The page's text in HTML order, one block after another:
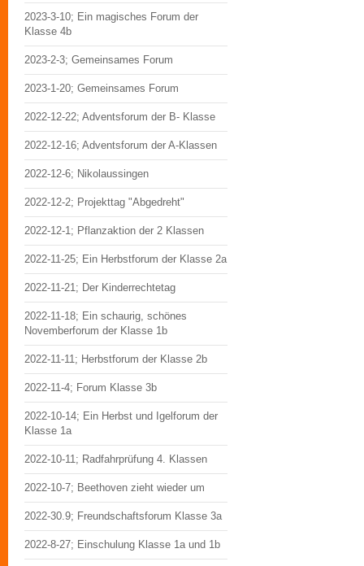
2023-3-10; Ein magisches Forum der
Klasse 4b
2023-2-3; Gemeinsames Forum
2023-1-20; Gemeinsames Forum
2022-12-22; Adventsforum der B- Klasse
2022-12-16; Adventsforum der A-Klassen
2022-12-6; Nikolaussingen
2022-12-2; Projekttag "Abgedreht"
2022-12-1; Pflanzaktion der 2 Klassen
2022-11-25; Ein Herbstforum der Klasse 2a
2022-11-21; Der Kinderrechtetag
2022-11-18; Ein schaurig, schönes
Novemberforum der Klasse 1b
2022-11-11; Herbstforum der Klasse 2b
2022-11-4; Forum Klasse 3b
2022-10-14; Ein Herbst und Igelforum der
Klasse 1a
2022-10-11; Radfahrprüfung 4. Klassen
2022-10-7; Beethoven zieht wieder um
2022-30.9; Freundschaftsforum Klasse 3a
2022-8-27; Einschulung Klasse 1a und 1b